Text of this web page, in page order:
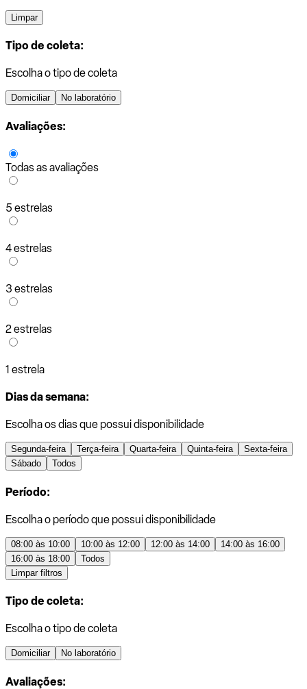
Limpar
Tipo de coleta:
Escolha o tipo de coleta
Domiciliar No laboratório
Avaliações:
Todas as avaliações
5 estrelas
4 estrelas
3 estrelas
2 estrelas
1 estrela
Dias da semana:
Escolha os dias que possui disponibilidade
Segunda-feira Terça-feira Quarta-feira Quinta-feira
Sexta-feira
Sábado
Todos
Período:
Escolha o período que possui disponibilidade
08:00 às 10:00 10:00 às 12:00 12:00 às 14:00
14:00 às 16:00
16:00 às 18:00
Todos
Limpar filtros
Tipo de coleta:
Escolha o tipo de coleta
Domiciliar No laboratório
Avaliações: